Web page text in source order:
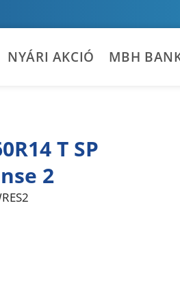
NYÁRI AKCIÓ MBH
T SP
2